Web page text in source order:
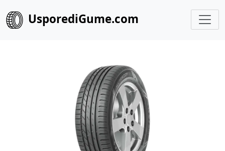
UsporediGume.com